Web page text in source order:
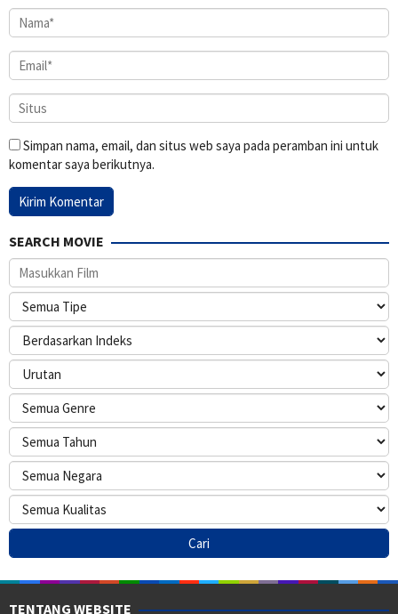
Simpan nama, email, dan situs web saya pada peramban ini untuk
komentar saya berikutnya.
SEARCH MOVIE
TENTANG WEBSITE